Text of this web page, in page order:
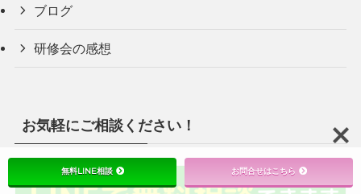
ブログ
研修会の感想
お気軽にご相談ください！
無料LINE相談 お問合せはこちら